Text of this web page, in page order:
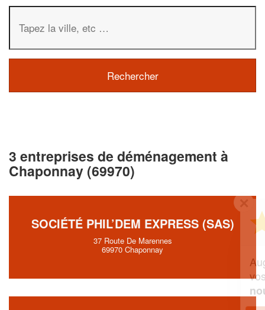
3 entreprises de déménagement à
Chaponnay (69970)
SOCIÉTÉ PHIL’DEM EXPRESS (SAS)
37 Route De Marennes
69970 Chaponnay
Vous êtes un
professionnel ?
et
vosmargestout en gagnant de